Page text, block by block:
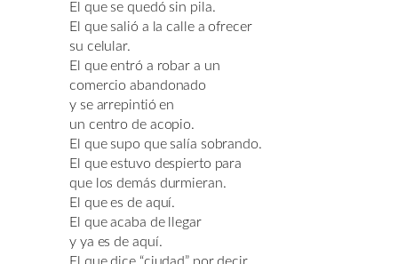
El que se quedó sin pila.
El que salió a la calle a ofrecer
su celular.
El que entró a robar a un
comercio abandonado
y se arrepintió en
un centro de acopio.
El que supo que salía sobrando.
El que estuvo despierto para
que los demás durmieran.
El que es de aquí.
El que acaba de llegar
y ya es de aquí.